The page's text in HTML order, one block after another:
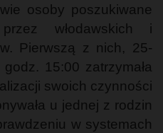
osoby poszukiwane
włodawskich i
Pierwszą z nich, 25-
15:00 zatrzymała
swoich czynności
u jednej z rodzin
w systemach